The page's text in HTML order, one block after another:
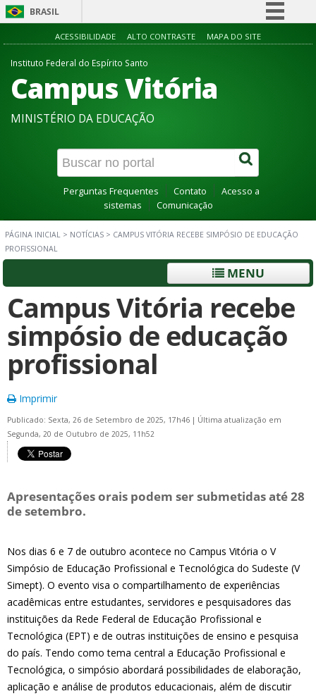
BRASIL
Simplifique!
Acesso à informação
Canais
ACESSIBILIDADE ALTO CONTRASTE MAPA DO SITE
Instituto Federal do Espírito Santo
Campus Vitória
MINISTÉRIO DA EDUCAÇÃO
Perguntas Frequentes Contato
Acesso a
sistemas
Comunicação
PÁGINA INICIAL > NOTÍCIAS > CAMPUS VITÓRIA RECEBE SIMPÓSIO DE EDUCAÇÃO
PROFISSIONAL
MENU
Campus Vitória recebe
simpósio de educação
profissional
Imprimir
Publicado: Sexta, 26 de Setembro de 2025, 17h46 | Última atualização em
Segunda, 20 de Outubro de 2025, 11h52
Apresentações orais podem ser submetidas até 28
de setembro.
Nos dias 6 e 7 de outubro acontece no Campus Vitória o V
Simpósio de Educação Profissional e Tecnológica do Sudeste (V
Simept). O evento visa o compartilhamento de experiências
acadêmicas entre estudantes, servidores e pesquisadores das
instituições da Rede Federal de Educação Profissional e
Tecnológica (EPT) e de outras instituições de ensino e pesquisa
do país. Tendo como tema central a Educação Profissional e
Tecnológica, o simpósio abordará possibilidades de elaboração,
aplicação e análise de produtos educacionais, além de discutir